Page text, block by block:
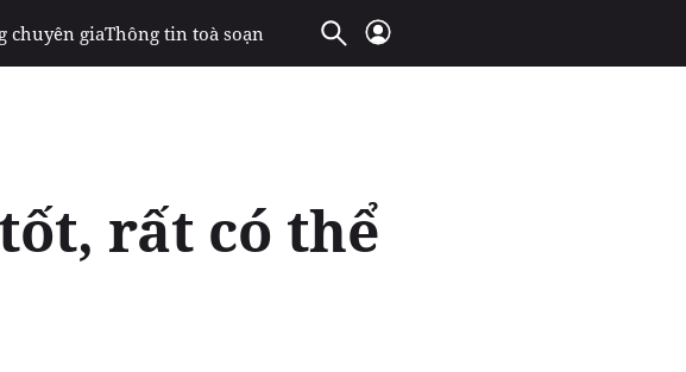
chuyên giaThông tin toà soạn
rất có thể